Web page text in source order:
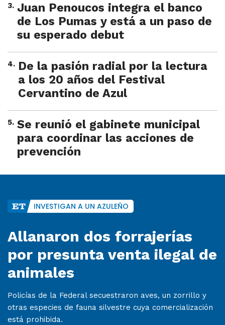
3. Juan Penoucos integra el banco
de Los Pumas y está a un paso de
su esperado debut
4. De la pasión radial por la lectura
a los 20 años del Festival
Cervantino de Azul
5. Se reunió el gabinete municipal
para coordinar las acciones de
prevención
INVESTIGAN A UN AZULEÑO
Allanaron dos forrajerías
por presunta venta ilegal de
animales
Policías de la Federal secuestraron aves, un zorrillo y
otras especies de fauna silvestre cuya comercialización
está prohibida.